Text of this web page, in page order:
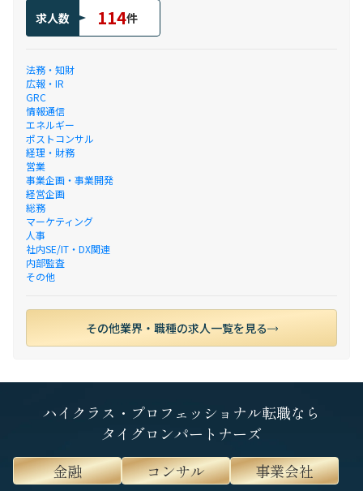
求人数 114件
法務・知財
広報・IR
GRC
情報通信
エネルギー
ポストコンサル
経理・財務
営業
事業企画・事業開発
経営企画
総務
マーケティング
人事
社内SE/IT・DX関連
内部監査
その他
その他業界・職種の求人一覧を見る
ハイクラス・プロフェッショナル転職なら
タイグロンパートナーズ
金融
コンサル 事業会社